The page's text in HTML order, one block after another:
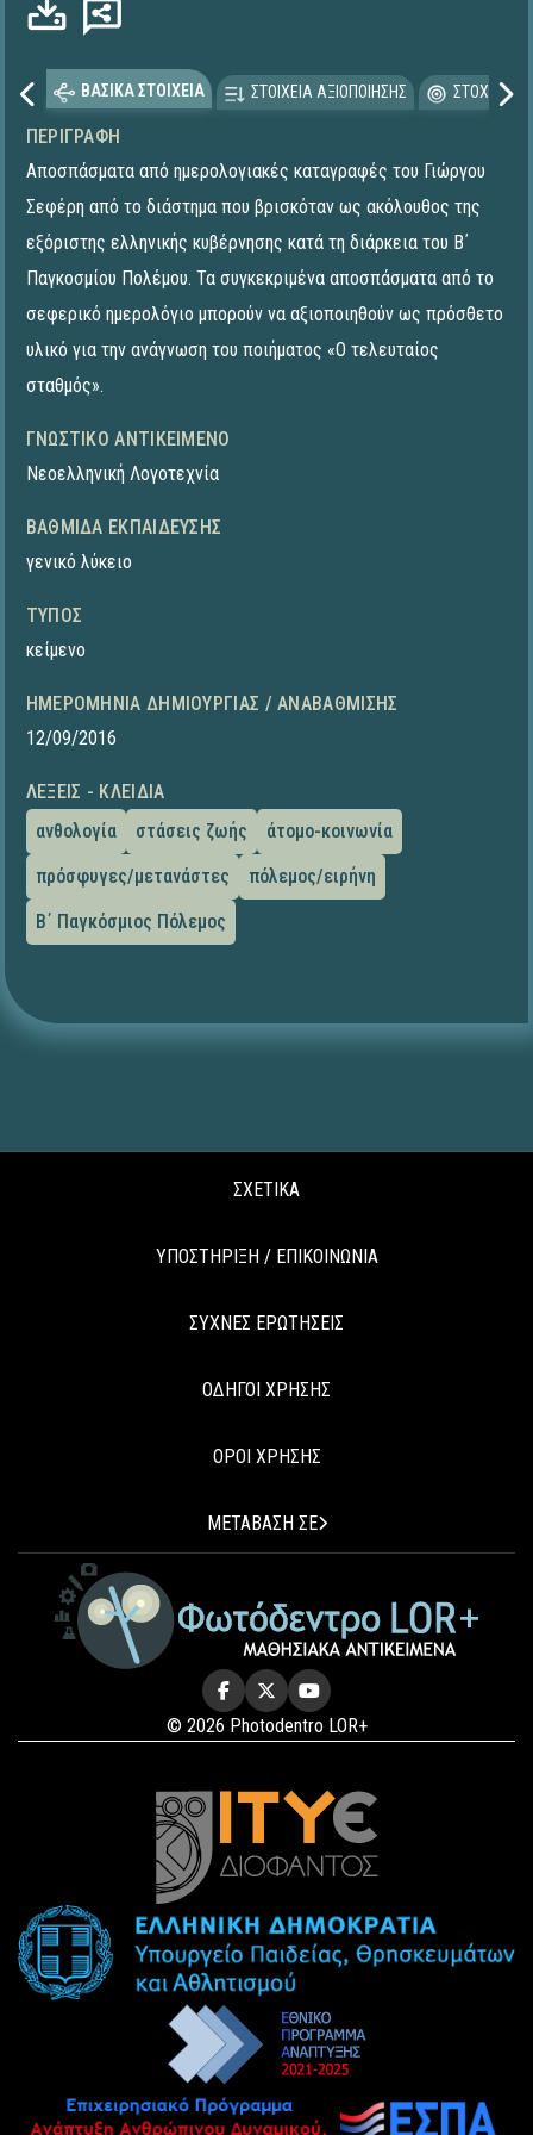
ΒΑΣΙΚΑ ΣΤΟΙΧΕΙΑ ΣΤΟΙΧΕΙΑ ΑΞΙΟΠΟΙΗΣΗΣ
ΠΕΡΙΓΡΑΦΉ
Αποσπάσματα από ημερολογιακές καταγραφές του Γιώργου
Σεφέρη από το διάστημα που βρισκόταν ως ακόλουθος της
εξόριστης ελληνικής κυβέρνησης κατά τη διάρκεια του Β΄
Παγκοσμίου Πολέμου. Τα συγκεκριμένα αποσπάσματα από το
σεφερικό ημερολόγιο μπορούν να αξιοποιηθούν ως πρόσθετο
υλικό για την ανάγνωση του ποιήματος «Ο τελευταίος
σταθμός».
ΓΝΩΣΤΙΚΌ ΑΝΤΙΚΕΊΜΕΝΟ
Νεοελληνική Λογοτεχνία
ΒΑΘΜΊΔΑ ΕΚΠΑΊΔΕΥΣΗΣ
γενικό λύκειο
ΤΎΠΟΣ
κείμενο
ΗΜΕΡΟΜΗΝΊΑ ΔΗΜΙΟΥΡΓΊΑΣ / ΑΝΑΒΆΘΜΙΣΗΣ
12/09/2016
ΛΈΞΕΙΣ - ΚΛΕΙΔΙΆ
ανθολογία
στάσεις ζωής
άτομο-κοινωνία
πρόσφυγες/μετανάστες
πόλεμος/ειρήνη
Β΄ Παγκόσμιος Πόλεμος
ΣΧΕΤΙΚΑ
ΥΠΟΣΤΗΡΙΞΗ / ΕΠΙΚΟΙΝΩΝΙΑ
ΣΥΧΝΕΣ ΕΡΩΤΗΣΕΙΣ
ΟΔΗΓΟΙ ΧΡΗΣΗΣ
ΟΡΟΙ ΧΡΗΣΗΣ
ΜΕΤΑΒΑΣΗ ΣΕ
© 2026 Photodentro LOR+